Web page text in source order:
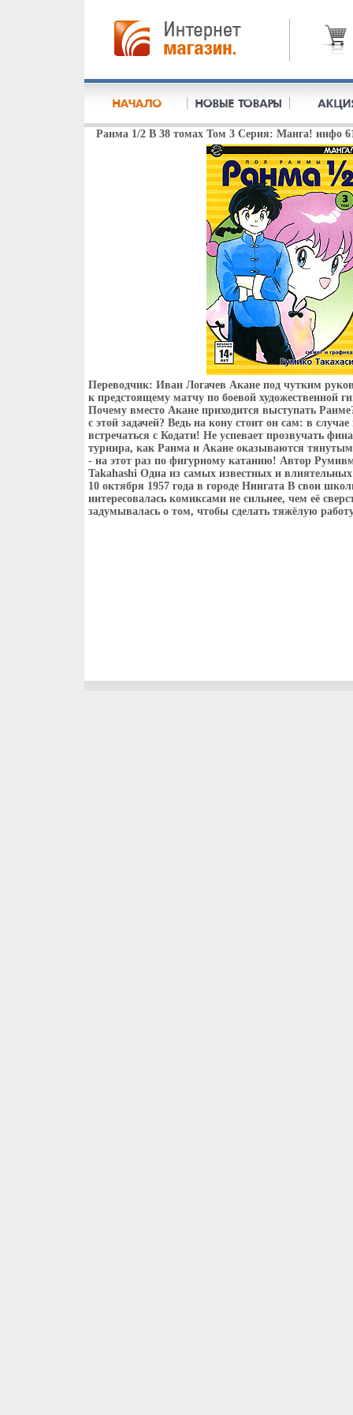
Ранма 1/2 В 38 томах Том 3 Серия: Манга! инфо
Переводчик: Иван Логачев Акане под чутким
к предстоящему матчу по боевой художественной
Почему вместо Акане приходится выступать
с этой задачей? Ведь на кону стоит он сам: в
встречаться с Кодати! Не успевает прозвучать
турнира, как Ранма и Акане оказываются
- на этот раз по фигурному катанию! Автор
Takahashi Одна из самых известных и
10 октября 1957 года в городе Ниигата В свои
интересовалась комиксами не сильнее, чем её
задумывалась о том, чтобы сделать тяжёлую